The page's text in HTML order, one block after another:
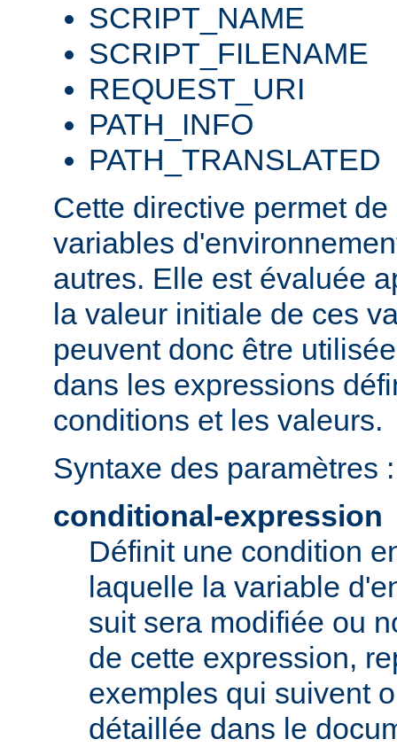
SCRIPT_NAME
SCRIPT_FILENAME
REQUEST_URI
PATH_INFO
PATH_TRANSLATED
Cette directive permet
variables
autres. Elle est évaluée
la valeur initiale de ces
peuvent donc être
dans les expressions
conditions et les valeurs.
Syntaxe des paramètres :
conditional-expression
Définit une condition
laquelle la variable
suit sera modifiée ou
de cette expression,
exemples qui suivent
détaillée dans le